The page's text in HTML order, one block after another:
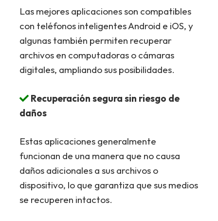
Las mejores aplicaciones son compatibles
con teléfonos inteligentes Android e iOS, y
algunas también permiten recuperar
archivos en computadoras o cámaras
digitales, ampliando sus posibilidades.
Recuperación segura sin riesgo de
daños
Estas aplicaciones generalmente
funcionan de una manera que no causa
daños adicionales a sus archivos o
dispositivo, lo que garantiza que sus medios
se recuperen intactos.